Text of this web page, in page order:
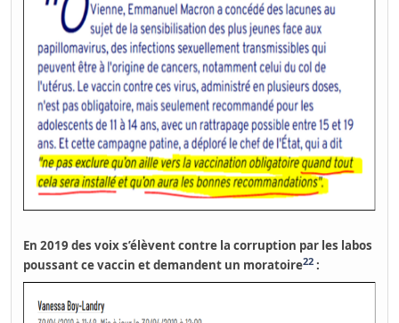
En 2019 des voix s’élèvent contre la corruption par les labos
poussant ce vaccin et demandent un moratoire22 :